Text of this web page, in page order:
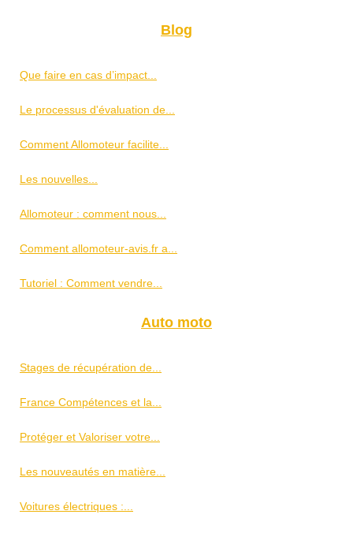
Blog
Que faire en cas d’impact...
Le processus d'évaluation de...
Comment Allomoteur facilite...
Les nouvelles...
Allomoteur : comment nous...
Comment allomoteur-avis.fr a...
Tutoriel : Comment vendre...
Auto moto
Stages de récupération de...
France Compétences et la...
Protéger et Valoriser votre...
Les nouveautés en matière...
Voitures électriques :...